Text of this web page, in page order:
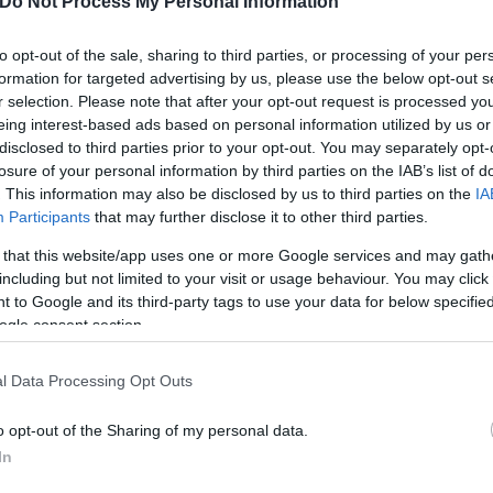
opt-out of the sale, sharing to third parties, or processing of your
for targeted advertising by us, please use the below opt-out
selection. Please note that after your opt-out request is processed
interest-based ads based on personal information utilized by us
to third parties prior to your opt-out. You may separately
of your personal information by third parties on the IAB’s list of
This information may also be disclosed by us to third parties on the
Participants that may further disclose it to other third parties.
that this website/app uses one or more Google services and may
but not limited to your visit or usage behaviour. You may
to Google and its third-party tags to use your data for below
consent section.
Data Processing Opt Outs
opt-out of the Sharing of my personal data.
September 14, 2024
πρωταθλητής κόσμου και Ευρώπης επίσης.
της FIBA.